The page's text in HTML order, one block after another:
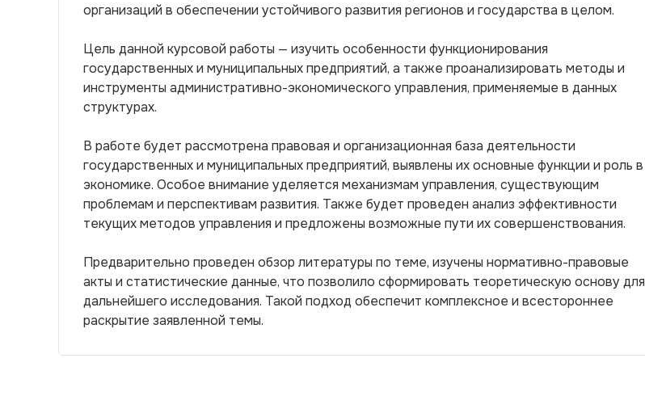
организаций в обеспечении устойчивого развития регионов и государства в целом.
Цель данной курсовой работы — изучить особенности функционирования
государственных и муниципальных предприятий, а также проанализировать методы и
инструменты административно-экономического управления, применяемые в данных
структурах.
В работе будет рассмотрена правовая и организационная база деятельности
государственных и муниципальных предприятий, выявлены их основные функции и роль в
экономике. Особое внимание уделяется механизмам управления, существующим
проблемам и перспективам развития. Также будет проведен анализ эффективности
текущих методов управления и предложены возможные пути их совершенствования.
Предварительно проведен обзор литературы по теме, изучены нормативно-правовые
акты и статистические данные, что позволило сформировать теоретическую основу для
дальнейшего исследования. Такой подход обеспечит комплексное и всестороннее
раскрытие заявленной темы.